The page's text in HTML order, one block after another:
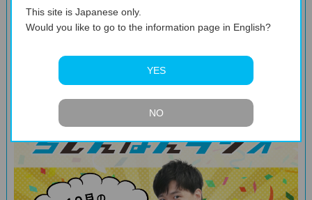
あらかじめご了承ください。
【受付終了】TwitterRTキャンペーン！
This site is Japanese only.
Would you like to go to the information page in English?
YES
NO